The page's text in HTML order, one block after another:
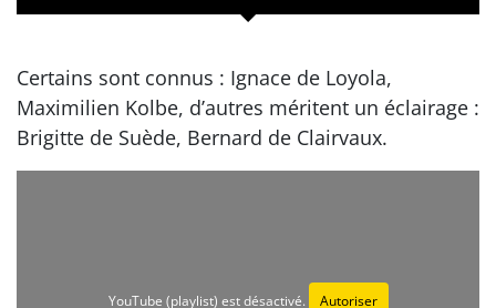
Certains sont connus : Ignace de Loyola,
Maximilien Kolbe, d’autres méritent un éclairage :
Brigitte de Suède, Bernard de Clairvaux.
YouTube (playlist) est désactivé. Autoriser